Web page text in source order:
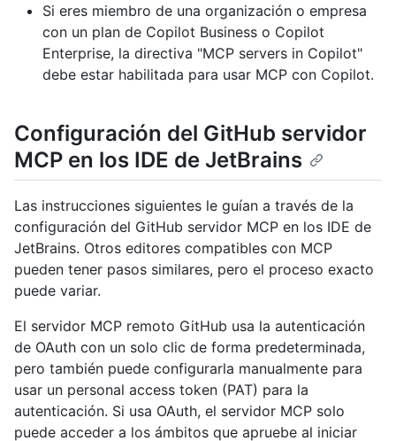
Si eres miembro de una organización o empresa
con un plan de Copilot Business o Copilot
Enterprise, la directiva "MCP servers in Copilot"
debe estar habilitada para usar MCP con Copilot.
Configuración del GitHub servidor
MCP en los IDE de JetBrains
Las instrucciones siguientes le guían a través de la
configuración del GitHub servidor MCP en los IDE de
JetBrains. Otros editores compatibles con MCP
pueden tener pasos similares, pero el proceso exacto
puede variar.
El servidor MCP remoto GitHub usa la autenticación
de OAuth con un solo clic de forma predeterminada,
pero también puede configurarla manualmente para
usar un personal access token (PAT) para la
autenticación. Si usa OAuth, el servidor MCP solo
puede acceder a los ámbitos que apruebe al iniciar